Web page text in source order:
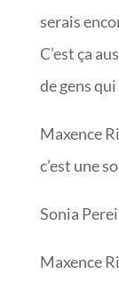
serais
C’est ça
de gens
Maxence
c’est une
Sonia
Maxence